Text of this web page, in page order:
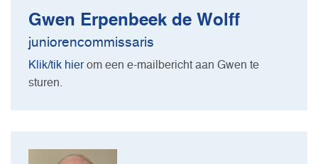
Gwen Erpenbeek de Wolff
juniorencommissaris
Klik/tik hierom een e-mailbericht aan Gwen te
sturen.